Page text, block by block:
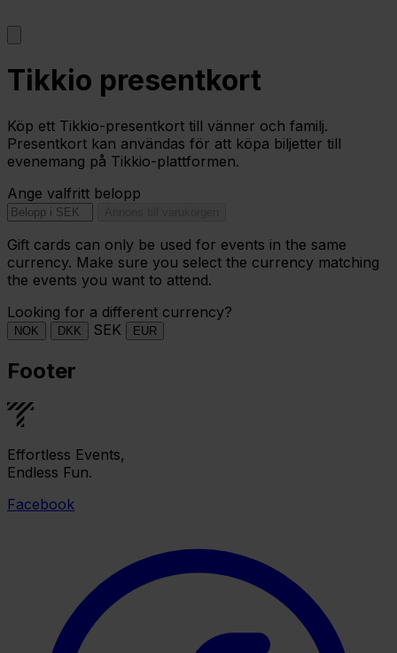
Tikkio presentkort
Köp ett Tikkio-presentkort till vänner och familj.
Presentkort kan användas för att köpa biljetter till
evenemang på Tikkio-plattformen.
Ange valfritt belopp
Gift cards can only be used for events in the same
currency. Make sure you select the currency matching
the events you want to attend.
Looking for a different currency?
NOK DKK SEK EUR
Footer
Effortless Events,
Endless Fun.
Facebook